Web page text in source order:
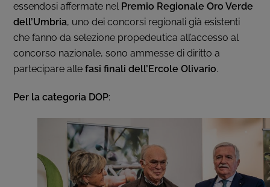
essendosi affermate nel Premio Regionale Oro Verde
dell’Umbria, uno dei concorsi regionali già esistenti
che fanno da selezione propedeutica all’accesso al
concorso nazionale, sono ammesse di diritto a
partecipare allefasi finali dell’Ercole Olivario.
Per la categoria DOP: